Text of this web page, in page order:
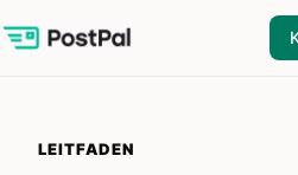
LEITFADEN